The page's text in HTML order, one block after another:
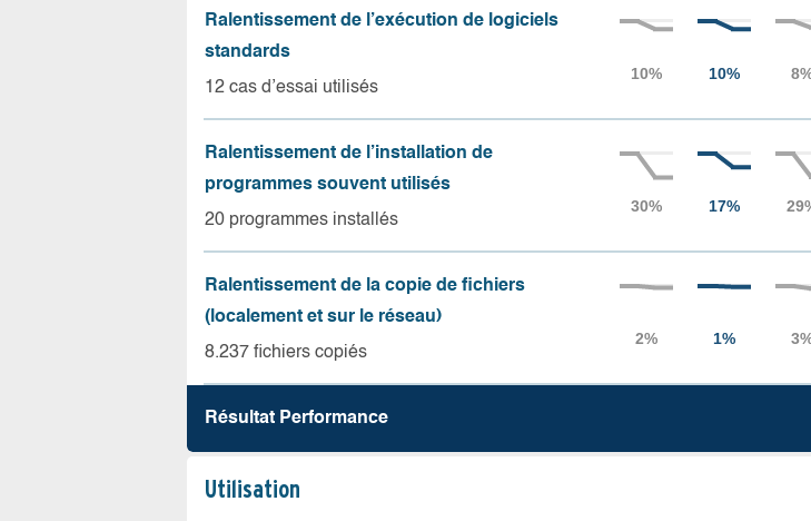
Ralentissement de l’exécution de logiciels
standards
12 cas d’essai utilisés
Ralentissement de l’installation de
programmes souvent utilisés
20 programmes installés
Ralentissement de la copie de fichiers
(localement et sur le réseau)
8.237 fichiers copiés
Résultat Performance
Utilisation